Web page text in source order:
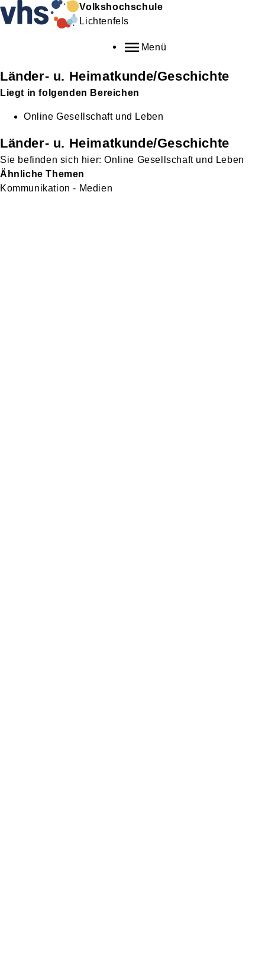
Volkshochschule
Lichtenfels
Menü
Länder- u. Heimatkunde/Geschichte
Liegt in folgenden Bereichen
Online Gesellschaft und Leben
Länder- u. Heimatkunde/Geschichte
Online Gesellschaft und Leben
Ähnliche Themen
Kommunikation - Medien